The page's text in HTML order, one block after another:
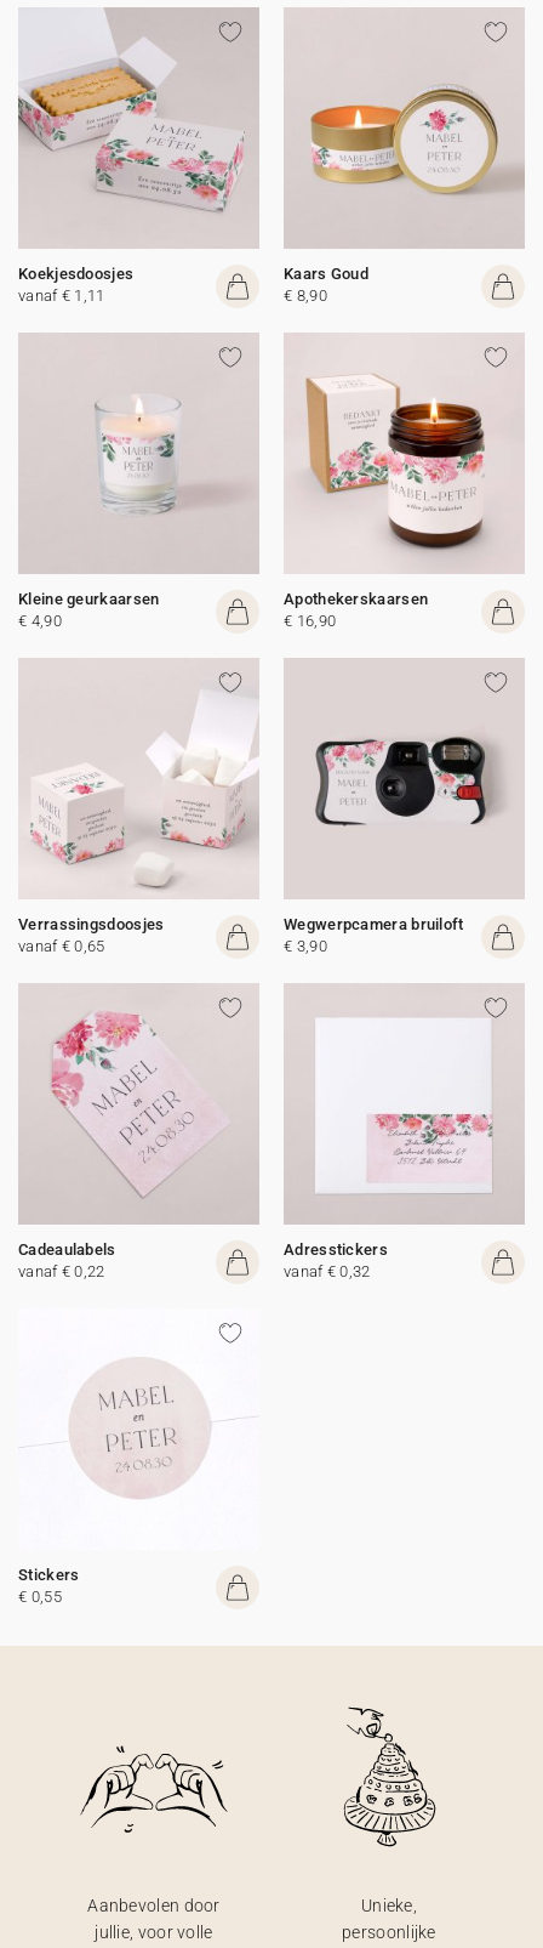
Koekjesdoosjes
vanaf € 1,11
Kaars Goud
€ 8,90
Kleine geurkaarsen
€ 4,90
Apothekerskaarsen
€ 16,90
Verrassingsdoosjes
vanaf € 0,65
Wegwerpcamera bruiloft
€ 3,90
Cadeaulabels
vanaf € 0,22
Adresstickers
vanaf € 0,32
Stickers
€ 0,55
Aanbevolen door
jullie, voor volle
Unieke,
persoonlijke